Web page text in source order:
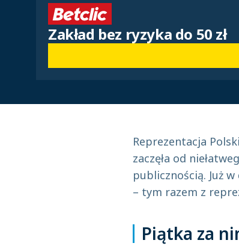
Zakład bez ryzyka do 50 zł
Reprezentacja
zaczęła od
publicznością. Już
– tym razem z
Piątka za